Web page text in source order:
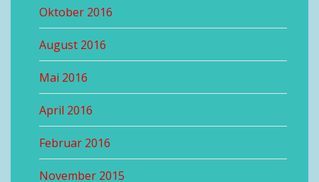
Oktober 2016
August 2016
Mai 2016
April 2016
Februar 2016
November 2015